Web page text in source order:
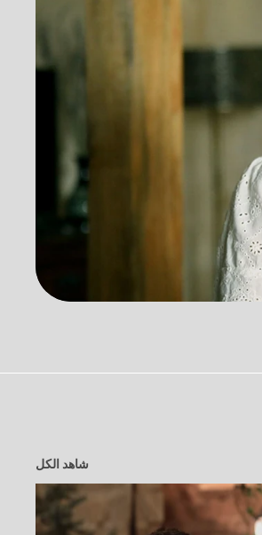
شاهد الكل